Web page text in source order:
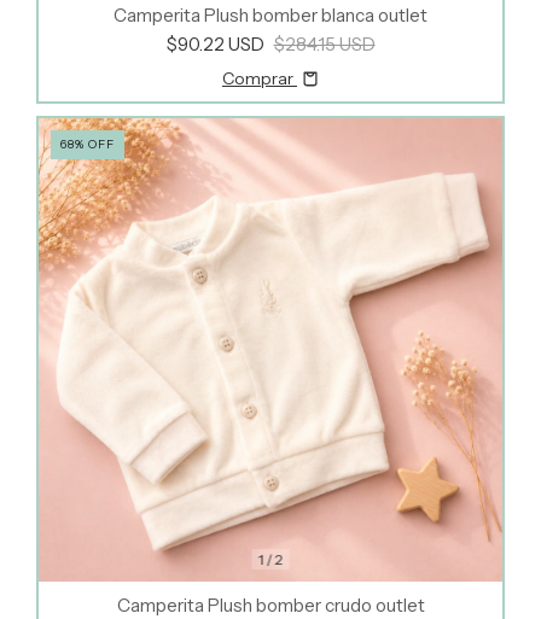
Camperita Plush bomber blanca outlet
$90.22 USD $284.15 USD
Comprar
1 /2
68% OFF
Camperita Plush bomber crudo outlet